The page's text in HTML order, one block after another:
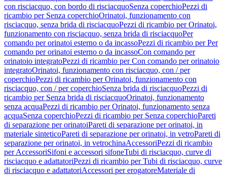
con risciacquo, con bordo di risciacquoSenza coperchioPezzi di
ricambio per Senza coperchioOrinatoi, funzionamento con
risciacquo, senza brida di risciacquoPezzi di ricambio per Orinatoi,
funzionamento con risciacquo, senza brida di risciacquoPer
comando per orinatoi esterno o da incassoPezzi di ricambio per Per
comando per orinatoi esterno o da incassoCon comando per
orinatoio integratoPezzi di ricambio per Con comando per orinatoio
integratoOrinatoi, funzionamento con risciacquo, con / per
coperchioPezzi di ricambio per Orinatoi, funzionamento con
risciacquo, con / per coperchioSenza brida di risciacquoPezzi di
ricambio per Senza brida di risciacquoOrinatoi, funzionamento
senza acquaPezzi di ricambio per Orinatoi, funzionamento senza
acquaSenza coperchioPezzi di ricambio per Senza coperchioPareti
di separazione per orinatoiPareti di separazione per orinatoi, in
materiale sinteticoPareti di separazione per orinatoi, in vetroPareti di
separazione per orinatoi, in vetrochinaAccessoriPezzi di ricambio
per AccessoriSifoni e accessori sifoneTubi di risciacquo, curve di
risciacquo e adattatoriPezzi di ricambio per Tubi di risciacquo, curve
di risciacquo e adattatoriAccessori per erogatoreMateriale di